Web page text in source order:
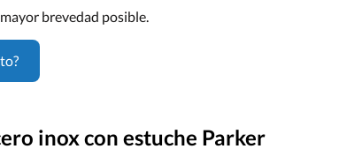
brevedad posible.
inox con estuche Parker